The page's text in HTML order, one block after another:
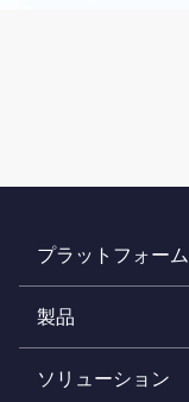
プラットフォーム
製品
ソリューション